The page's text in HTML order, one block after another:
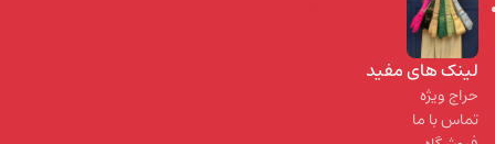
لینک های مفید
حراج ویژه
تماس با ما